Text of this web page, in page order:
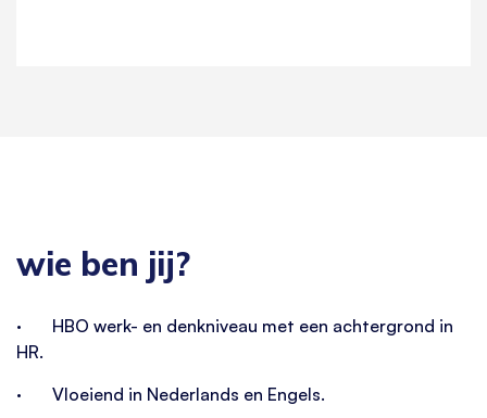
wie ben jij?
· HBO werk- en denkniveau met een achtergrond in
HR.
· Vloeiend in Nederlands en Engels.